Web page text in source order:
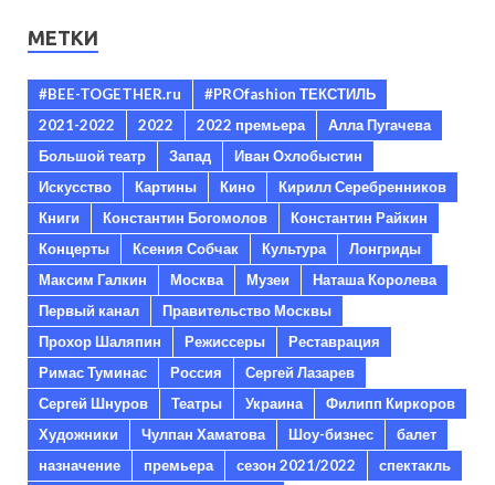
МЕТКИ
#BEE-TOGETHER.ru
#PROfashion ТЕКСТИЛЬ
2021-2022
2022 2022 премьера
Алла Пугачева
Большой театр
Запад
Иван Охлобыстин
Искусство
Картины Кино
Кирилл Серебренников
Книги
Константин Богомолов
Константин Райкин
Концерты
Ксения Собчак Культура
Лонгриды
Максим Галкин
Москва Музеи
Наташа Королева
Первый канал
Правительство Москвы
Прохор Шаляпин
Режиссеры
Реставрация
Римас Туминас
Россия
Сергей Лазарев
Сергей Шнуров
Театры Украина
Филипп Киркоров
Художники
Чулпан Хаматова Шоу-бизнес
балет
назначение
премьера сезон 2021/2022
спектакль